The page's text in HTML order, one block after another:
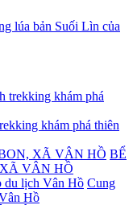
lúa bản Suối Lìn của
khám phá thiên
BỂ
VÂN HỒ
Cung
Hồ